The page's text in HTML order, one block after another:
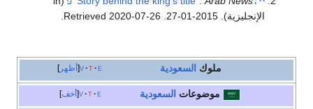
الإنجليزية). 2015-01-27
2020-07-26
أظهر v t e ملوك السعودية
أخف v t e موضوعات السعودية